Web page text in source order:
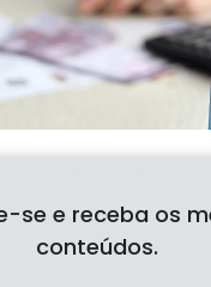
se e receba os
conteúdos.
é, como